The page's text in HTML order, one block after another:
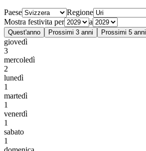
Paese
Regione
Mostra festivita per
a
Quest'anno Prossimi 3 anni Prossimi 5 anni
giovedì
3
mercoledì
2
lunedì
1
martedì
1
venerdì
1
sabato
1